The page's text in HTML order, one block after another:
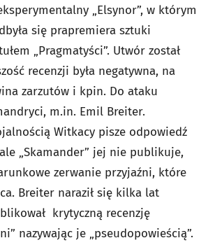
„Elsynor”, w którym
się prapremiera sztuki
„Pragmatyści”. Utwór został
recenzji była negatywna, na
zarzutów i kpin. Do ataku
m.in. Emil Breiter.
Witkacy pisze odpowiedź
„Skamander” jej nie publikuje,
zerwanie przyjaźni, które
Breiter naraził się kilka lat
krytyczną recenzję
nazywając je „pseudopowieścią”.